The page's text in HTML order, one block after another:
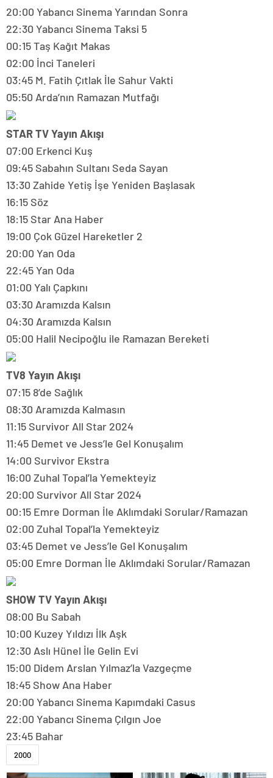
20:00 Yabancı Sinema Yarından Sonra
22:30 Yabancı Sinema Taksi 5
00:15 Taş Kağıt Makas
02:00 İnci Taneleri
03:45 M. Fatih Çıtlak İle Sahur Vakti
05:50 Arda’nın Ramazan Mutfağı
STAR TV Yayın Akışı
07:00 Erkenci Kuş
09:45 Sabahın Sultanı Seda Sayan
13:30 Zahide Yetiş İşe Yeniden Başlasak
16:15 Söz
18:15 Star Ana Haber
19:00 Çok Güzel Hareketler 2
20:00 Yan Oda
22:45 Yan Oda
01:00 Yalı Çapkını
03:30 Aramızda Kalsın
04:30 Aramızda Kalsın
05:00 Halil Necipoğlu ile Ramazan Bereketi
TV8 Yayın Akışı
07:15 8’de Sağlık
08:30 Aramızda Kalmasın
11:15 Survivor All Star 2024
11:45 Demet ve Jess’le Gel Konuşalım
14:00 Survivor Ekstra
16:00 Zuhal Topal’la Yemekteyiz
20:00 Survivor All Star 2024
00:15 Emre Dorman İle Aklımdaki Sorular/Ramazan
02:00 Zuhal Topal’la Yemekteyiz
03:45 Demet ve Jess’le Gel Konuşalım
05:00 Emre Dorman İle Aklımdaki Sorular/Ramazan
SHOW TV Yayın Akışı
08:00 Bu Sabah
10:00 Kuzey Yıldızı İlk Aşk
12:30 Aslı Hünel İle Gelin Evi
15:00 Didem Arslan Yılmaz’la Vazgeçme
18:45 Show Ana Haber
20:00 Yabancı Sinema Kapımdaki Casus
22:00 Yabancı Sinema Çılgın Joe
23:45 Bahar
2000